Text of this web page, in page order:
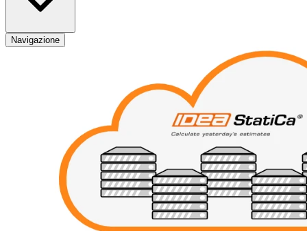
Navigazione